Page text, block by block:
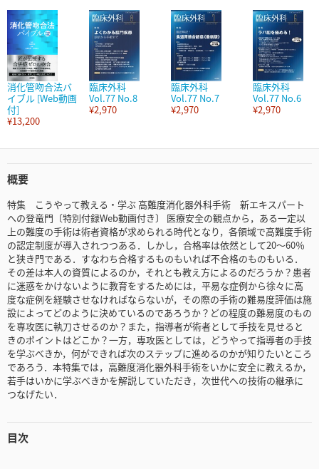
消化管吻合法バ
イブル [Web動画
付]
¥13,200
臨床外科
Vol.77 No.8
¥2,970
臨床外科
Vol.77 No.7
¥2,970
臨床外科
Vol.77 No.6
¥2,970
概要
特集 こうやって教える・学ぶ 高難度消化器外科手術 新エキスパート
への登竜門〔特別付録Web動画付き〕 医療安全の観点から，ある一定以
上の難度の手術は術者資格が求められる時代となり，各領域で高難度手術
の認定制度が導入されつつある．しかし，合格率は依然として20～60％
と狭き門である．すなわち合格するものもいれば不合格のものもいる．
その差は本人の資質によるのか，それとも教え方によるのだろうか？患者
に迷惑をかけないように教育をするためには，平易な症例から徐々に高
度な症例を経験させなければならないが，その際の手術の難易度評価は施
設によってどのように決めているのであろうか？どの程度の難易度のもの
を専攻医に執刀させるのか？また，指導者が術者として手技を見せると
きのポイントはどこか？一方，専攻医としては，どうやって指導者の手技
を学ぶべきか，何ができれば次のステップに進めるのかが知りたいところ
であろう．本特集では，高難度消化器外科手術をいかに安全に教えるか，
若手はいかに学ぶべきかを解説していただき，次世代への技術の継承に
つなげたい．
目次